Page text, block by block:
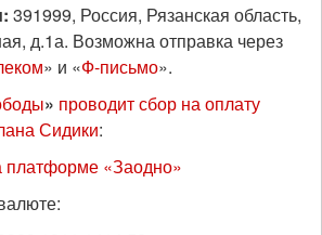
391999, Россия, Рязанская область,
д.1а. Возможна отправка через
» и «Ф-письмо».
» проводит сбор на оплату
Сидики:
платформе «Заодно»